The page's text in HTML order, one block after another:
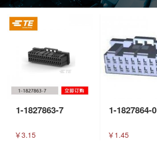
1-1827863-7
￥3.15
1-1827864-0
￥1.45